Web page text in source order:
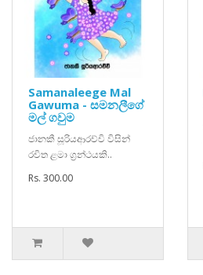
Samanaleege Mal
Gawuma - සමනලීගේ
මල් ගවුම
ජානකී සූරියආරච්චි විසින්
රචිත ළමා ග්‍රන්ථයකි..
Rs. 300.00